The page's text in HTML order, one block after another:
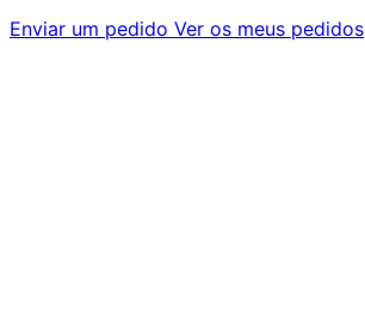
Enviar um pedido Ver os meus pedidos